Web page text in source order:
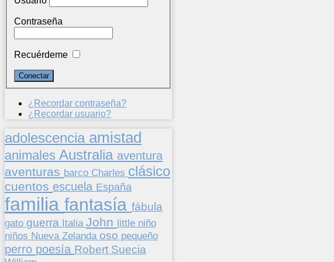
Contraseña
Recuérdeme
¿Recordar contraseña?
¿Recordar usuario?
adolescencia amistad
animales Australia aventura
aventuras barco Charles clásico
cuentos escuela España
familia fantasía fábula
gato guerra Italia John little niño
niños Nueva Zelanda oso pequeño
perro poesía Robert Suecia